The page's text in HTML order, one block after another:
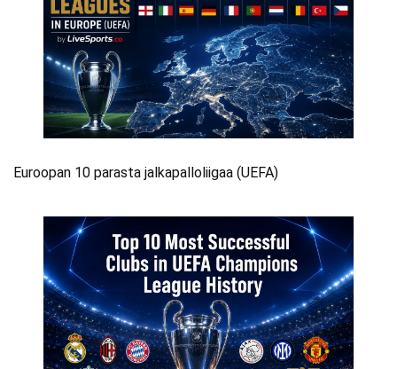
Euroopan 10 parasta jalkapalloliigaa (UEFA)